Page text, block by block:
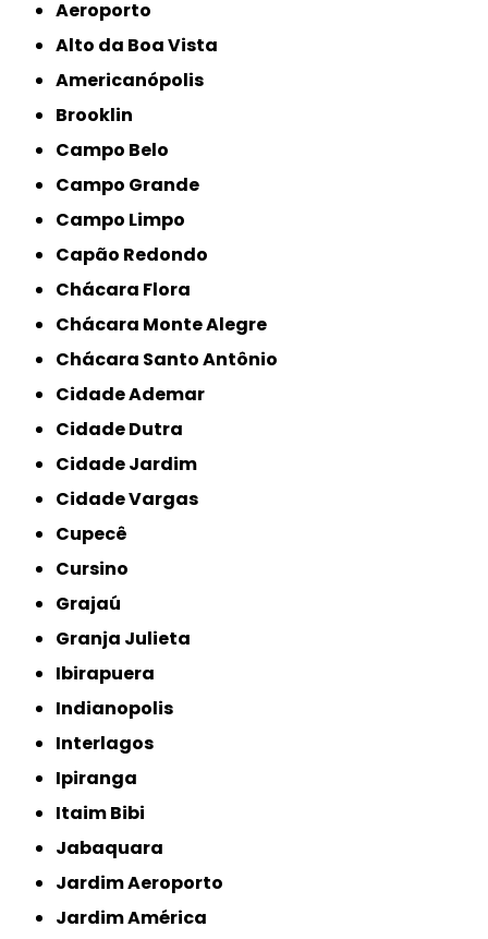
Aeroporto
Alto da Boa Vista
Americanópolis
Brooklin
Campo Belo
Campo Grande
Campo Limpo
Capão Redondo
Chácara Flora
Chácara Monte Alegre
Chácara Santo Antônio
Cidade Ademar
Cidade Dutra
Cidade Jardim
Cidade Vargas
Cupecê
Cursino
Grajaú
Granja Julieta
Ibirapuera
Indianopolis
Interlagos
Ipiranga
Itaim Bibi
Jabaquara
Jardim Aeroporto
Jardim América